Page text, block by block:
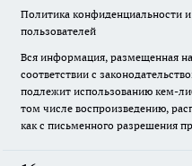
Политика конфиденциальности
пользователей
Вся информация, размещенная
соответствии с
подлежит использованию кем-
том числе воспроизведению,
как с письменного разрешения